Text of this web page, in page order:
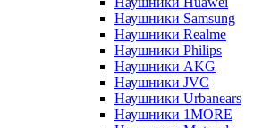
Наушники Samsung
Наушники Realme
Наушники Philips
Наушники AKG
Наушники JVC
Наушники Urbanears
Наушники 1MORE